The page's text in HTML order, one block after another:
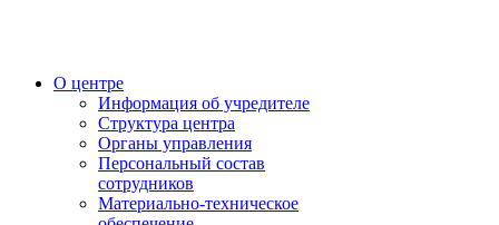
О центре
Информация об учредителе
Структура центра
Органы управления
Персональный состав
сотрудников
Материально-техническое